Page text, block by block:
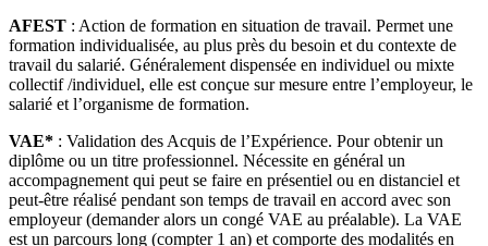
AFEST : Action de formation en situation de travail. Permet une
formation individualisée, au plus près du besoin et du contexte de
travail du salarié. Généralement dispensée en individuel ou mixte
collectif /individuel, elle est conçue sur mesure entre l’employeur, le
salarié et l’organisme de formation.
VAE* : Validation des Acquis de l’Expérience. Pour obtenir un
diplôme ou un titre professionnel. Nécessite en général un
accompagnement qui peut se faire en présentiel ou en distanciel et
peut-être réalisé pendant son temps de travail en accord avec son
employeur (demander alors un congé VAE au préalable). La VAE
est un parcours long (compter 1 an) et comporte des modalités en